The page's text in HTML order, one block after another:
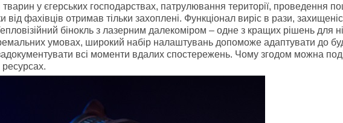
тварин у єгерських господарствах, патрулювання території, проведення
від фахівців отримав тільки захоплені. Функціонал виріс в рази,
бінокль з лазерним далекоміром – одне з кращих рішень
умовах, широкий набір налаштувань допоможе адаптувати до
всі моменти вдалих спостережень. Чому згодом можна